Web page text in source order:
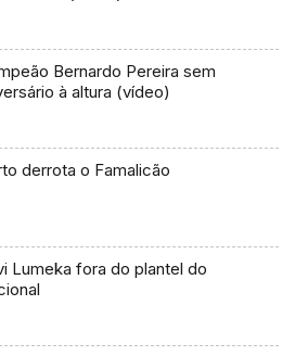
Bernardo Pereira sem
à altura (vídeo)
derrota o Famalicão
Lumeka fora do plantel do